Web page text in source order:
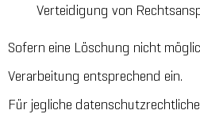
Verteidigung von
Sofern eine Löschung nicht
Verarbeitung entsprechend ein.
Für jegliche